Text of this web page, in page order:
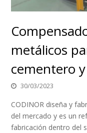
metálicos
cementero
30/03/2023
CODINOR diseña y
del mercado y es un
fabricación dentro del